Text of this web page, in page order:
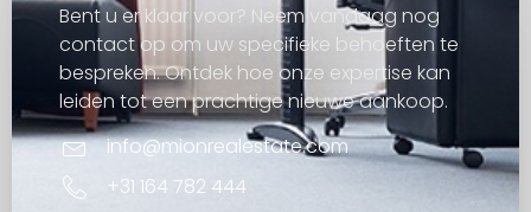
Bent u er klaar voor? Neem vandaag nog
contact op om uw specifieke behoeften te
bespreken. Ontdek hoe onze expertise kan
leiden tot een prachtige nieuwe aankoop.
info@mionrealestate.com
+31 164 782 444